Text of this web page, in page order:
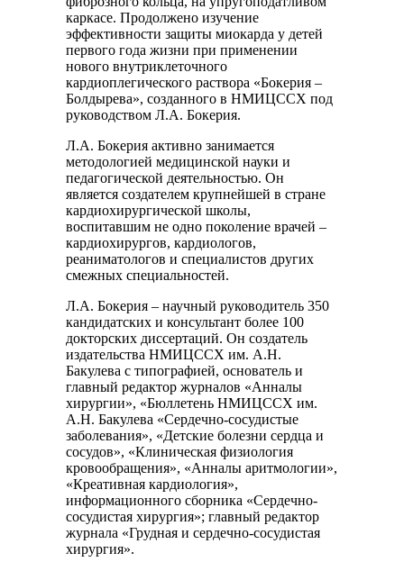
каркасе. Продолжено изучение
эффективности защиты миокарда у детей
первого года жизни при применении
нового внутриклеточного
кардиоплегического раствора «Бокерия –
Болдырева», созданного в НМИЦССХ под
руководством Л.А. Бокерия.
Л.А. Бокерия активно занимается
методологией медицинской науки и
педагогической деятельностью. Он
является создателем крупнейшей в стране
кардиохирургической школы,
воспитавшим не одно поколение врачей –
кардиохирургов, кардиологов,
реаниматологов и специалистов других
смежных специальностей.
Л.А. Бокерия – научный руководитель 350
кандидатских и консультант более 100
докторских диссертаций. Он создатель
издательства НМИЦССХ им. А.Н.
Бакулева с типографией, основатель и
главный редактор журналов «Анналы
хирургии», «Бюллетень НМИЦССХ им.
А.Н. Бакулева «Сердечно-сосудистые
заболевания», «Детские болезни сердца и
сосудов», «Клиническая физиология
кровообращения», «Анналы аритмологии»,
«Креативная кардиология»,
информационного сборника «Сердечно-
сосудистая хирургия»; главный редактор
журнала «Грудная и сердечно-сосудистая
хирургия».